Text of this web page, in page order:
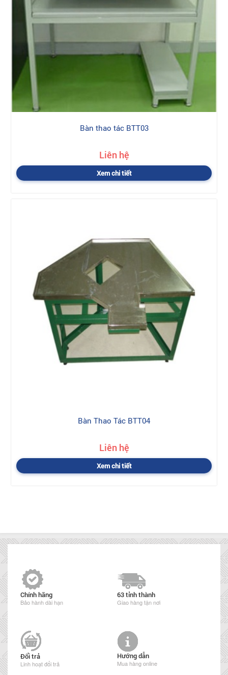
Bàn thao tác BTT03
Liên hệ
Xem chi tiết
Bàn Thao Tác BTT04
Liên hệ
Xem chi tiết
Chính hãng
Bảo hành dài hạn
63 tỉnh thành
Giao hàng tận nơi
Đổi trả
Linh hoạt đổi trả
Hướng dẫn
Mua hàng online